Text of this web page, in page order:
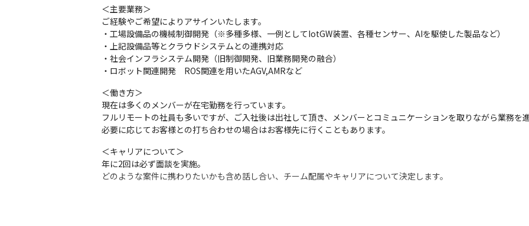
＜主要業務＞
ご経験やご希望によりアサインいたします。
・工場設備品の機械制御開発（※多種多様、一例としてIotGW装置、各種センサー、AIを駆使した製品など）
・上記設備品等とクラウドシステムとの連携対応
・社会インフラシステム開発（旧制御開発、旧業務開発の融合）
・ロボット関連開発　ROS関連を用いたAGV,AMRなど
＜働き方＞
現在は多くのメンバーが在宅勤務を行っています。
フルリモートの社員も多いですが、ご入社後は出社して頂き、メンバーとコミュニケーションを取りながら業務を進
必要に応じてお客様との打ち合わせの場合はお客様先に行くこともあります。
＜キャリアについて＞
年に2回は必ず面談を実施。
どのような案件に携わりたいかも含め話し合い、チーム配属やキャリアについて決定します。